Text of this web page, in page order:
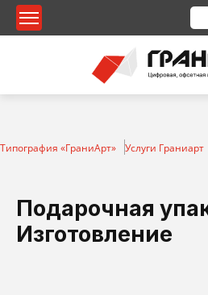
Срочная
Типография «ГраниАрт» Услуги Граниарт
Подарочная
Изготовление